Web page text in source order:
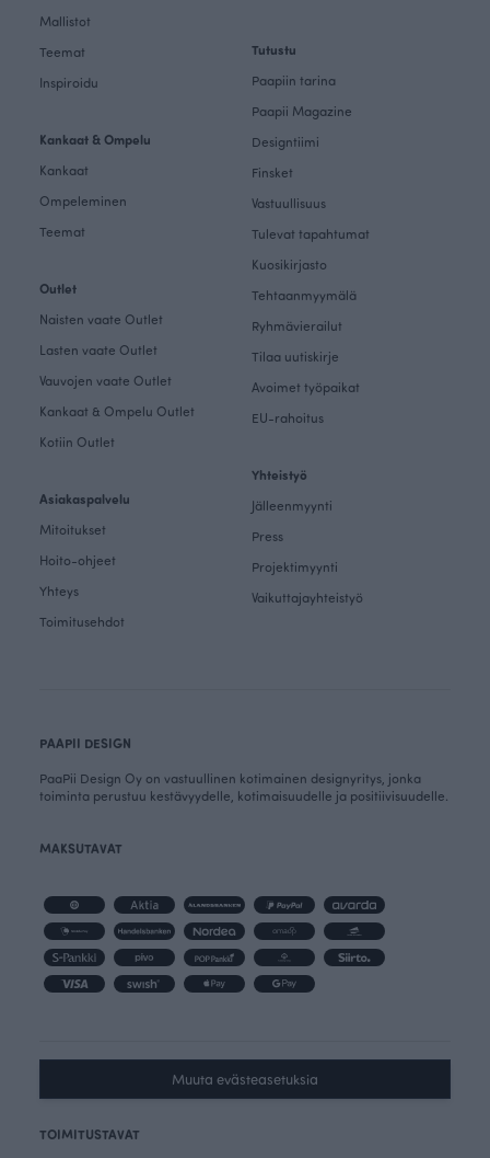
Mallistot
Teemat
Inspiroidu
Kankaat & Ompelu
Kankaat
Ompeleminen
Teemat
Outlet
Naisten vaate Outlet
Lasten vaate Outlet
Vauvojen vaate Outlet
Kankaat & Ompelu Outlet
Kotiin Outlet
Asiakaspalvelu
Mitoitukset
Hoito-ohjeet
Yhteys
Toimitusehdot
Tutustu
Paapiin tarina
Paapii Magazine
Designtiimi
Finsket
Vastuullisuus
Tulevat tapahtumat
Kuosikirjasto
Tehtaanmyymälä
Ryhmävierailut
Tilaa uutiskirje
Avoimet työpaikat
EU-rahoitus
Yhteistyö
Jälleenmyynti
Press
Projektimyynti
Vaikuttajayhteistyö
PAAPII DESIGN
PaaPii Design Oy on vastuullinen kotimainen designyritys, jonka
toiminta perustuu kestävyydelle, kotimaisuudelle ja positiivisuudelle.
MAKSUTAVAT
Muuta evästeasetuksia
TOIMITUSTAVAT